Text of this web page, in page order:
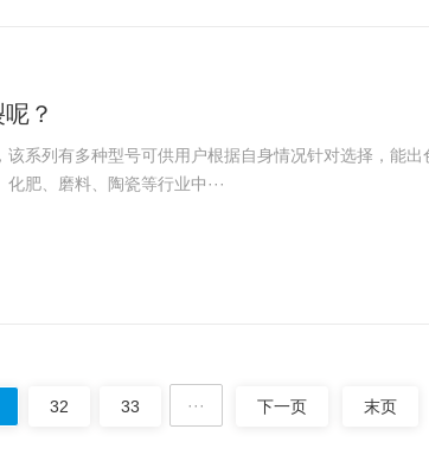
？
系列有多种型号可供用户根据自身情况针对选择，能出
肥、磨料、陶瓷等行业中···
32 33 ··· 下一页 末页